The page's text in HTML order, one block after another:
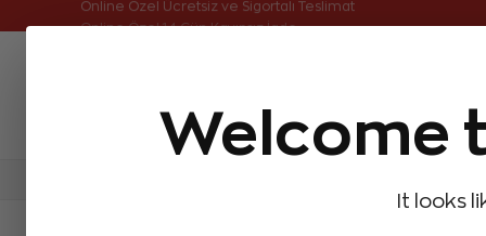
Welcome
It looks
Online Özel Ücretsiz ve Sigortalı Teslimat
Aynı Gün Kargo Çok Satanlar